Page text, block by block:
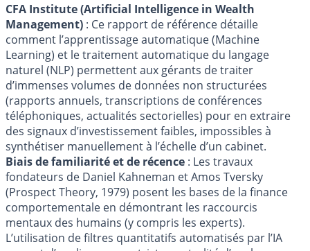
CFA Institute (Artificial Intelligence in Wealth
Management) : Ce rapport de référence détaille
comment l’apprentissage automatique (Machine
Learning) et le traitement automatique du langage
naturel (NLP) permettent aux gérants de traiter
d’immenses volumes de données non structurées
(rapports annuels, transcriptions de conférences
téléphoniques, actualités sectorielles) pour en extraire
des signaux d’investissement faibles, impossibles à
synthétiser manuellement à l’échelle d’un cabinet.
Biais de familiarité et de récence : Les travaux
fondateurs de Daniel Kahneman et Amos Tversky
(Prospect Theory, 1979) posent les bases de la finance
comportementale en démontrant les raccourcis
mentaux des humains (y compris les experts).
L’utilisation de filtres quantitatifs automatisés par l’IA